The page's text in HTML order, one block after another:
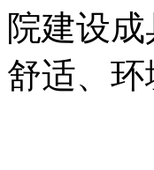
院建设
舒适、